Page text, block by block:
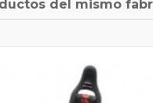
del mismo